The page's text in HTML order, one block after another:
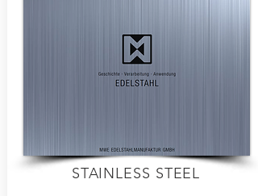
STAINLESS STEEL